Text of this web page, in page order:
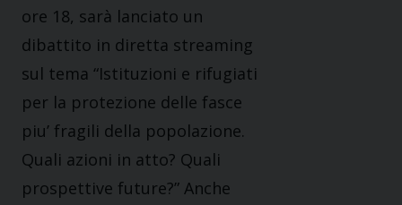
ore 18, sarà lanciato un
dibattito in diretta streaming
sul tema “Istituzioni e rifugiati
per la protezione delle fasce
piu’ fragili della popolazione.
Quali azioni in atto? Quali
prospettive future?” Anche